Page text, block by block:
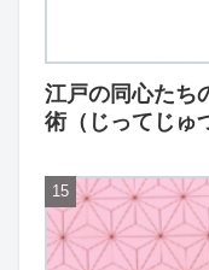
江戸の同心たち
術（じってじゅ